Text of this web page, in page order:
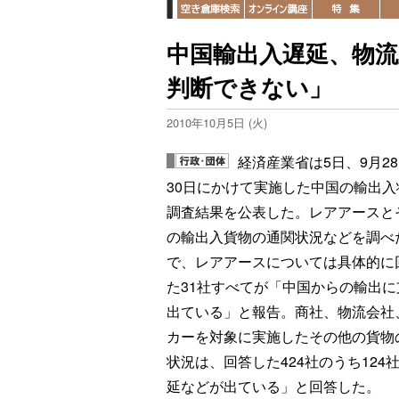
中国輸出入遅延、物
判断できない」
2010年10月5日 (火)
経済産業省は5日、9月
30日にかけて実施した中国の輸出
調査結果を公表した。レアアースと
の輸出入貨物の通関状況などを調べ
で、レアアースについては具体的に
た31社すべてが「中国からの輸出
出ている」と報告。商社、物流会社
カーを対象に実施したその他の貨
状況は、回答した424社のうち124
延などが出ている」と回答した。